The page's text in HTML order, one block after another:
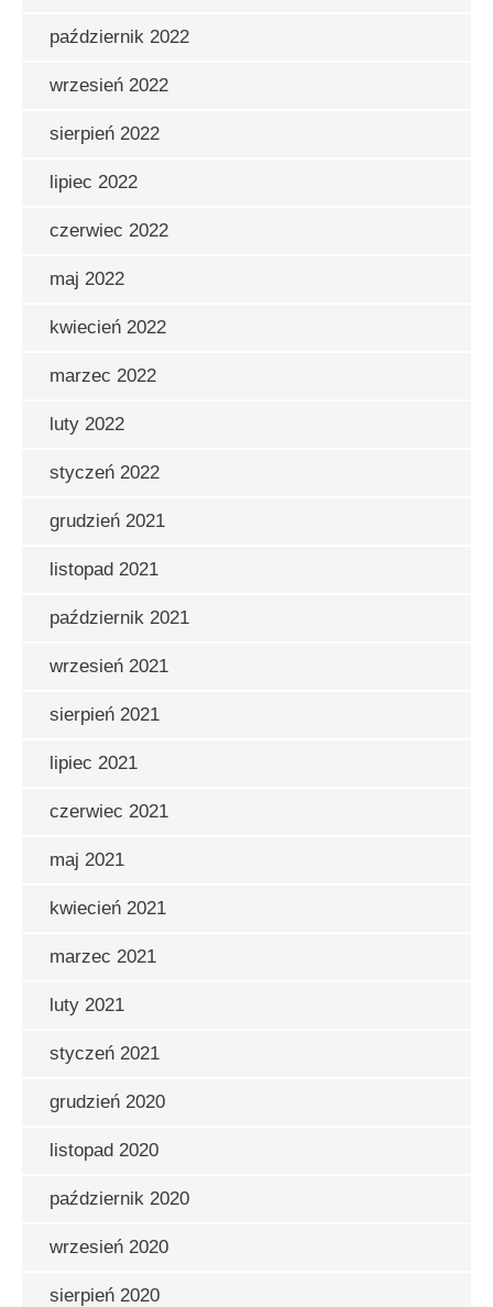
październik 2022
wrzesień 2022
sierpień 2022
lipiec 2022
czerwiec 2022
maj 2022
kwiecień 2022
marzec 2022
luty 2022
styczeń 2022
grudzień 2021
listopad 2021
październik 2021
wrzesień 2021
sierpień 2021
lipiec 2021
czerwiec 2021
maj 2021
kwiecień 2021
marzec 2021
luty 2021
styczeń 2021
grudzień 2020
listopad 2020
październik 2020
wrzesień 2020
sierpień 2020